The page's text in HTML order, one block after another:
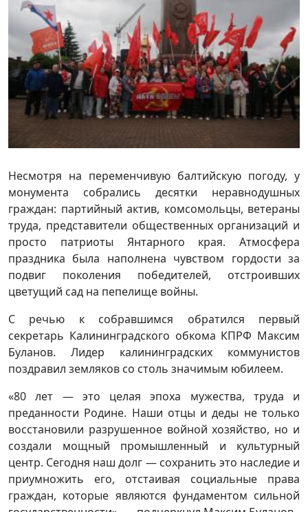
Несмотря на переменчивую балтийскую погоду, у
монумента собрались десятки неравнодушных
граждан: партийный актив, комсомольцы, ветераны
труда, представители общественных организаций и
просто патриоты Янтарного края. Атмосфера
праздника была наполнена чувством гордости за
подвиг поколения победителей, отстроивших
цветущий сад на пепелище войны.
С речью к собравшимся обратился первый
секретарь Калининградского обкома КПРФ Максим
Буланов. Лидер калининградских коммунистов
поздравил земляков со столь значимым юбилеем.
«80 лет — это целая эпоха мужества, труда и
преданности Родине. Наши отцы и деды не только
восстановили разрушенное войной хозяйство, но и
создали мощный промышленный и культурный
центр. Сегодня наш долг — сохранить это наследие и
приумножить его, отстаивая социальные права
граждан, которые являются фундаментом сильной